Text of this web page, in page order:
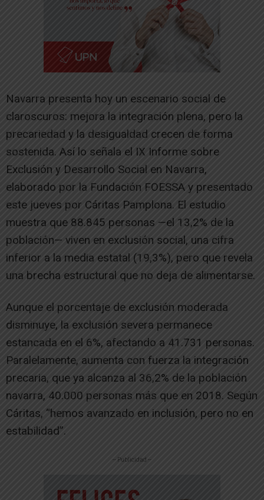
Navarra presenta hoy un escenario social de
claroscuros: mejora la integración plena, pero la
precariedad y la desigualdad crecen de forma
sostenida. Así lo señala el IX Informe sobre
Exclusión y Desarrollo Social en Navarra,
elaborado por la Fundación FOESSA y presentado
este jueves por Cáritas Pamplona. El estudio
muestra que 88.845 personas —el 13,2% de la
población— viven en exclusión social, una cifra
inferior a la media estatal (19,3%), pero que revela
una brecha estructural que no deja de alimentarse.
Aunque el porcentaje de exclusión moderada
disminuye, la exclusión severa permanece
estancada en el 6%, afectando a 41.731 personas.
Paralelamente, aumenta con fuerza la integración
precaria, que ya alcanza al 36,2% de la población
navarra, 40.000 personas más que en 2018. Según
Cáritas, “hemos avanzado en inclusión, pero no en
estabilidad”.
-- Publicidad --